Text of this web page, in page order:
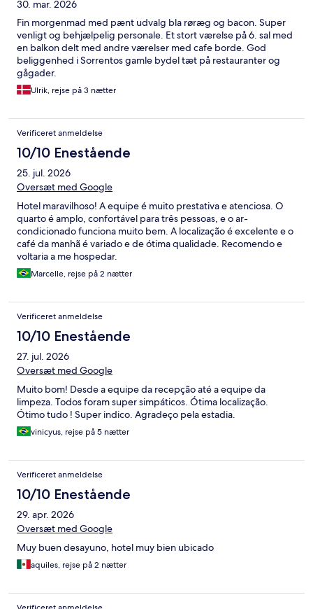
30. mar. 2026
Fin morgenmad med pænt udvalg bla røræg og bacon. Super
venligt og behjælpelig personale. Et stort værelse på 6. sal med
en balkon delt med andre værelser med cafe borde. God
beliggenhed i Sorrentos gamle bydel tæt på restauranter og
gågader.
Ulrik, rejse på 3 nætter
Verificeret anmeldelse
10/10 Enestående
25. jul. 2026
Oversæt med Google
Hotel maravilhoso! A equipe é muito prestativa e atenciosa. O
quarto é amplo, confortável para três pessoas, e o ar-
condicionado funciona muito bem. A localização é excelente e o
café da manhã é variado e de ótima qualidade. Recomendo e
voltaria a me hospedar.
Marcelle, rejse på 2 nætter
Verificeret anmeldelse
10/10 Enestående
27. jul. 2026
Oversæt med Google
Muito bom! Desde a equipe da recepção até a equipe da
limpeza. Todos foram super simpáticos. Ótima localização.
Ótimo tudo ! Super indico. Agradeço pela estadia.
vinicyus, rejse på 5 nætter
Verificeret anmeldelse
10/10 Enestående
29. apr. 2026
Oversæt med Google
Muy buen desayuno, hotel muy bien ubicado
aquiles, rejse på 2 nætter